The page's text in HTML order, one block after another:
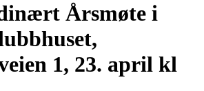
Årsmøte i
1, 23. april kl